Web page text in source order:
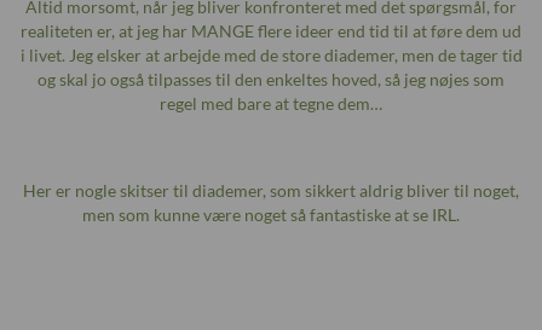
Altid morsomt, når jeg bliver konfronteret med det spørgsmål, for
realiteten er, at jeg har MANGE flere ideer end tid til at føre dem ud
i livet. Jeg elsker at arbejde med de store diademer, men de tager tid
og skal jo også tilpasses til den enkeltes hoved, så jeg nøjes som
regel med bare at tegne dem…
Her er nogle skitser til diademer, som sikkert aldrig bliver til noget,
men som kunne være noget så fantastiske at se IRL.